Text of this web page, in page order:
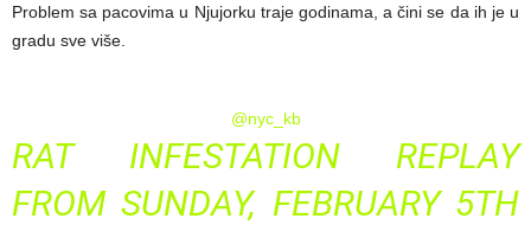
Problem sa pacovima u Njujorku traje godinama, a čini se da ih je u
gradu sve više.
@nyc_kb
RAT INFESTATION REPLAY
FROM SUNDAY, FEBRUARY 5TH